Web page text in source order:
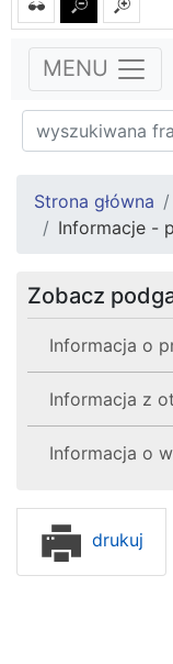
MENU
Strona główna
Informacje -
Zobacz
Informacja o
Informacja z
Informacja o
drukuj